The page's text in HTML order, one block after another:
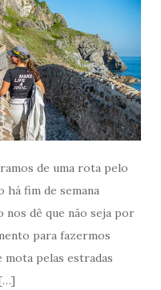
de uma rota pelo
há fim de semana
nos dê que não seja por
para fazermos
mota pelas estradas